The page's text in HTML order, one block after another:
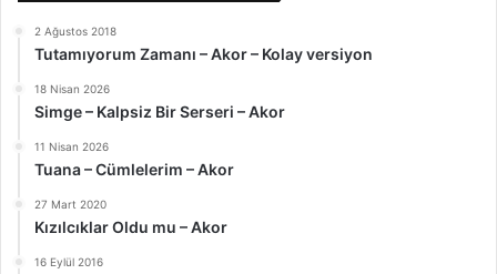
2 Ağustos 2018
Tutamıyorum Zamanı – Akor – Kolay versiyon
18 Nisan 2026
Simge – Kalpsiz Bir Serseri – Akor
11 Nisan 2026
Tuana – Cümlelerim – Akor
27 Mart 2020
Kızılcıklar Oldu mu – Akor
16 Eylül 2016